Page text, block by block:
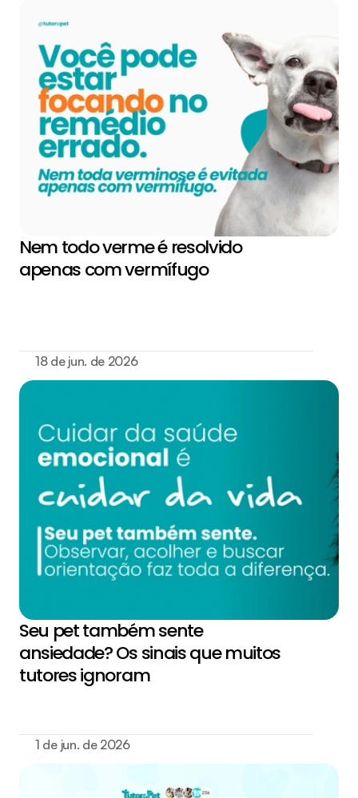
Nem todo verme é resolvido
apenas com vermífugo
18 de jun. de 2026
Seu pet também sente
ansiedade? Os sinais que muitos
tutores ignoram
1 de jun. de 2026